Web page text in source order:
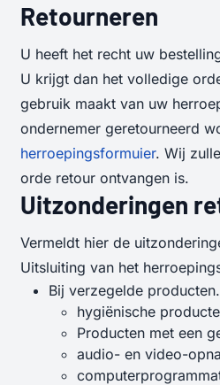
Retourneren
U heeft het recht uw
U krijgt dan het volledige
gebruik maakt van uw
ondernemer geretourneerd
herroepingsformuier. Wij
orde retour ontvangen is.
Uitzonderingen
Vermeldt hier de
Uitsluiting van het
Bij verzegelde
hygiënische
Producten met een
audio- en video-